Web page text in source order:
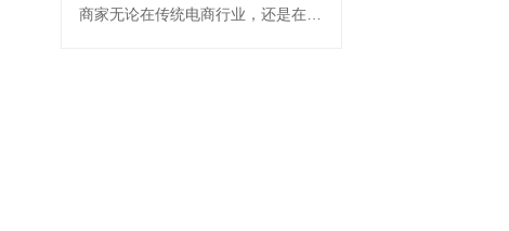
商家无论在传统电商行业，还是在新